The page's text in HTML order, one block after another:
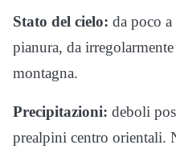
Stato del cielo: da poco
pianura, da
montagna.
Precipitazioni: deboli
prealpini centro orientali.